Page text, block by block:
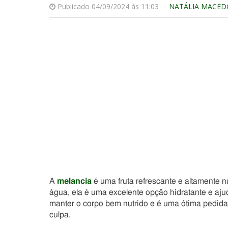
Publicado 04/09/2024 às 11:03 NATÁLIA
A melancia é uma fruta refrescante e altamente
água, ela é uma excelente opção hidratante e
manter o corpo bem nutrido e é uma ótima
culpa.